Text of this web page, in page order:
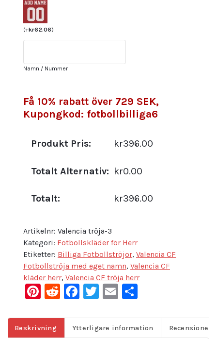
CF
Herr
Tredjetröja
Retro
2000
(+kr62.06)
Namn / Nummer
Få 10% rabatt över 729 SEK,
Kupongkod: fotbollbilliga6
Produkt Pris: kr396.00
Totalt Alternativ: kr0.00
Totalt: kr396.00
Artikelnr: Valencia tröja-3
Kategori: Fotbollskläder för Herr
Etiketter: Billiga Fotbollströjor, Valencia CF
Fotbollströja med eget namn, Valencia CF
kläder herr, Valencia CF tröja herr
Pinterest
Reddit
Facebook
Twitter
Email
Beskrivning Ytterligare information Recensioner